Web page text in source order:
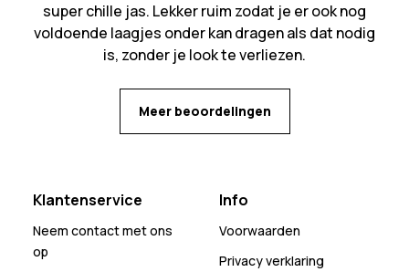
super chille jas. Lekker ruim zodat je er ook nog
voldoende laagjes onder kan dragen als dat nodig
is, zonder je look te verliezen.
Meer beoordelingen
Klantenservice
Neem contact met ons
op
Info
Voorwaarden
Privacy verklaring